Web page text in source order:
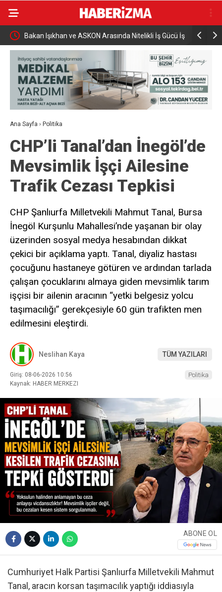
İş Yeni Parti’nin İnegöl’de Kurucu Başkanı Erkan
Dönmez Oldu.
Elektrikli
yaralandı
Ana Sayfa › Politika
CHP’li Tanal’dan İnegöl’de
Mevsimlik İşçi Ailesine
Trafik Cezası Tepkisi
CHP Şanlıurfa Milletvekili Mahmut Tanal, Bursa
İnegöl Kurşunlu Mahallesi’nde yaşanan bir olay
üzerinden sosyal medya hesabından dikkat
çekici bir açıklama yaptı. Tanal, diyaliz hastası
çocuğunu hastaneye götüren ve ardından tarlada
çalışan çocuklarını almaya giden mevsimlik tarım
işçisi bir ailenin aracının “yetki belgesiz yolcu
taşımacılığı” gerekçesiyle 60 gün trafikten men
edilmesini eleştirdi.
Neslihan Kaya TÜM YAZILARI
Giriş: 08-06-2026 10:56
Kaynak: HABER MERKEZI
Politika
ABONE OL
Cumhuriyet Halk Partisi Şanlıurfa Milletvekili Mahmut
Tanal, aracın korsan taşımacılık yaptığı iddiasıyla